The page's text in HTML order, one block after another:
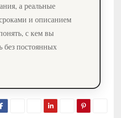
а реальные
и описанием
с кем вы
без постоянных